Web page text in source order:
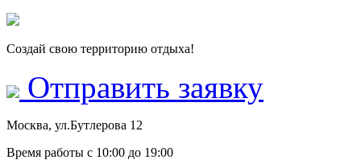
Создай свою территорию отдыха!
Отправить заявку
Москва, ул.Бутлерова 12
Время работы с 10:00 до 19:00